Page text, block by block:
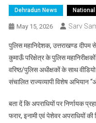
Dehradun News National
May 15, 2026 Sarv
पुलिस महानिदेशक, उत्तराखण्ड दीपम
कुमाऊँ परिक्षेत्र के पुलिस
वरिष्ठ/पुलिस अधीक्षकों के साथ
संचालित राज्यव्यापी विशेष अभियान
बता दें कि अपराधियों पर निर्णायक
फरार, इनामी एवं पेशेवर अपराधियों की